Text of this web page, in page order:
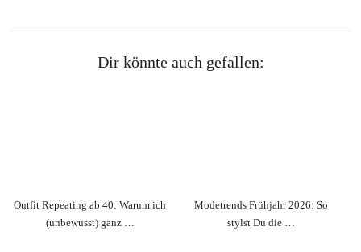
Dir könnte auch gefallen:
Outfit Repeating ab 40: Warum ich
(unbewusst) ganz …
Modetrends Frühjahr 2026: So
stylst Du die …